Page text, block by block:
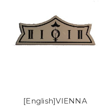
[English]VIENNA